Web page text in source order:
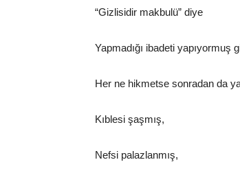
“Gizlisidir makbulü” diye
Yapmadığı ibadeti yapıyormuş
Her ne hikmetse sonradan da
Kıblesi şaşmış,
Nefsi palazlanmış,